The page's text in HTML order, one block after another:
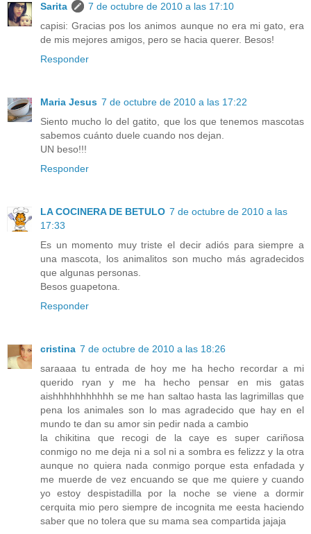
Sarita
7 de octubre de 2010 a las 17:10
capisi: Gracias pos los animos aunque no era mi gato, era
de mis mejores amigos, pero se hacia querer. Besos!
Responder
Maria Jesus 7 de octubre de 2010 a las 17:22
Siento mucho lo del gatito, que los que tenemos mascotas
sabemos cuánto duele cuando nos dejan.
UN beso!!!
Responder
LA COCINERA DE BETULO 7 de octubre de 2010 a las
17:33
Es un momento muy triste el decir adiós para siempre a
una mascota, los animalitos son mucho más agradecidos
que algunas personas.
Besos guapetona.
Responder
cristina 7 de octubre de 2010 a las 18:26
saraaaa tu entrada de hoy me ha hecho recordar a mi
querido ryan y me ha hecho pensar en mis gatas
aishhhhhhhhhhh se me han saltao hasta las lagrimillas que
pena los animales son lo mas agradecido que hay en el
mundo te dan su amor sin pedir nada a cambio
la chikitina que recogi de la caye es super cariñosa
conmigo no me deja ni a sol ni a sombra es felizzz y la otra
aunque no quiera nada conmigo porque esta enfadada y
me muerde de vez encuando se que me quiere y cuando
yo estoy despistadilla por la noche se viene a dormir
cerquita mio pero siempre de incognita me eesta haciendo
saber que no tolera que su mama sea compartida jajaja